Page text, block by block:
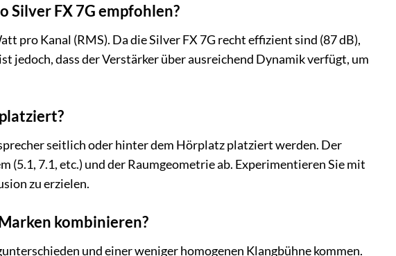
FX 7G empfohlen?
pro Kanal (RMS). Da die Silver FX 7G recht effizient sind (87 dB),
jedoch, dass der Verstärker über ausreichend Dynamik verfügt, um
seitlich oder hinter dem Hörplatz platziert werden. Der
(5.1, 7.1, etc.) und der Raumgeometrie ab. Experimentieren Sie mit
zu erzielen.
kombinieren?
und einer weniger homogenen Klangbühne kommen.